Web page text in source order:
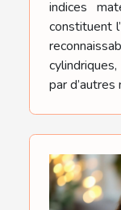
indices
constituent
par